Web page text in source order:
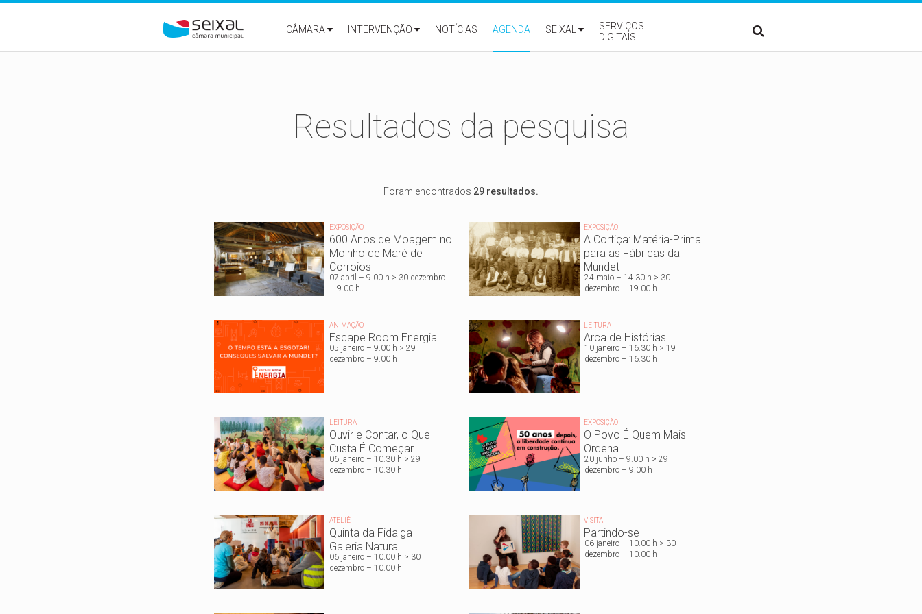
CÂMARA
INTERVENÇÃO NOTÍCIAS AGENDA SEIXAL
SERVIÇOS
DIGITAIS
Resultados da pesquisa
Foram encontrados 29 resultados.
EXPOSIÇÃO
600 Anos de Moagem no
Moinho de Maré de
Corroios
07 abril – 9.00 h > 30 dezembro
– 9.00 h
EXPOSIÇÃO
A Cortiça: Matéria-Prima
para as Fábricas da
Mundet
24 maio – 14.30 h > 30
dezembro – 19.00 h
ANIMAÇÃO
Escape Room Energia
05 janeiro – 9.00 h > 29
dezembro – 9.00 h
LEITURA
Arca de Histórias
10 janeiro – 16.30 h > 19
dezembro – 16.30 h
LEITURA
Ouvir e Contar, o Que
Custa É Começar
06 janeiro – 10.30 h > 29
dezembro – 10.30 h
EXPOSIÇÃO
O Povo É Quem Mais
Ordena
20 junho – 9.00 h > 29
dezembro – 9.00 h
ATELIÊ
Quinta da Fidalga –
Galeria Natural
06 janeiro – 10.00 h > 30
dezembro – 10.00 h
VISITA
Partindo-se
06 janeiro – 10.00 h > 30
dezembro – 10.00 h